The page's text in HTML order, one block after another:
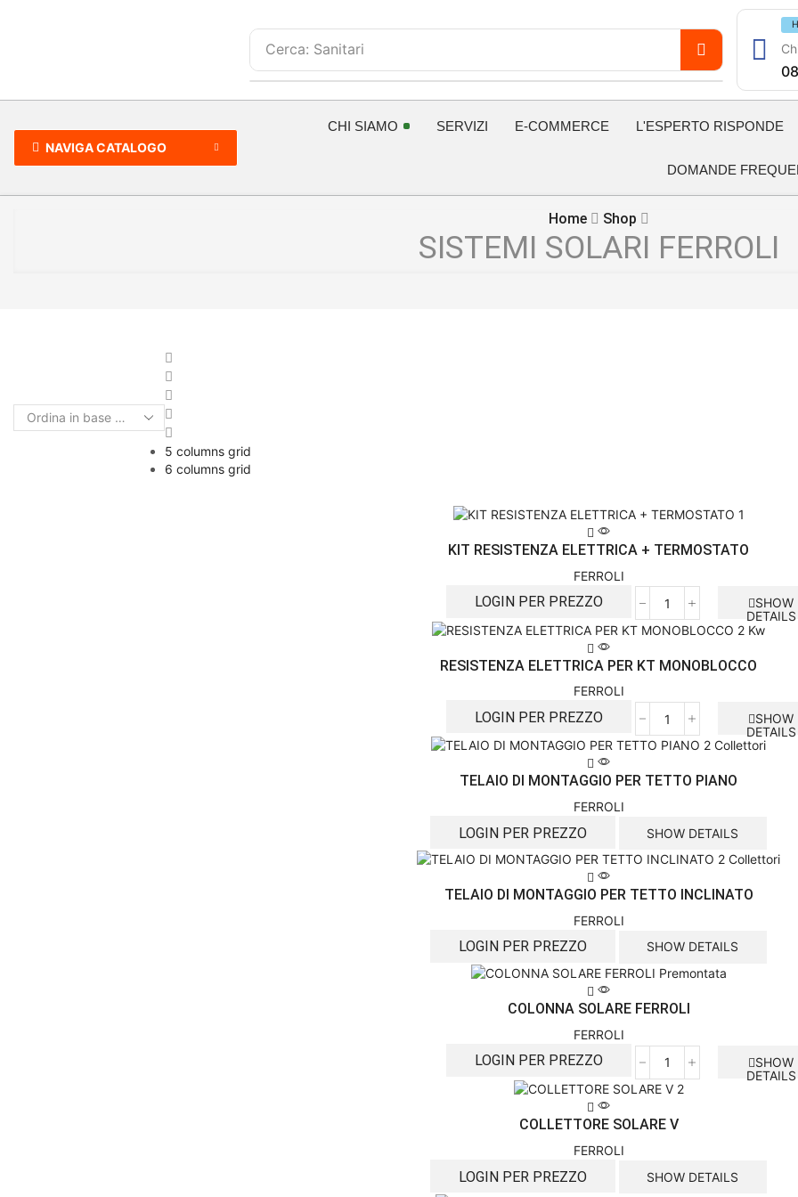
Cerca: Sanitari
NAVIGA CATALOGO
CHI SIAMO SERVIZI E-COMMERCE L'ESPERTO RISPONDE
DOMANDE
Home Shop
SISTEMI SOLARI FERROLI
5 columns grid
6 columns grid
KIT RESISTENZA ELETTRICA + TERMOSTATO
FERROLI
LOGIN PER PREZZO
SHOW
DETAILS
RESISTENZA ELETTRICA PER KT MONOBLOCCO
FERROLI
LOGIN PER PREZZO
SHOW
DETAILS
TELAIO DI MONTAGGIO PER TETTO PIANO
FERROLI
LOGIN PER PREZZO SHOW DETAILS
TELAIO DI MONTAGGIO PER TETTO INCLINATO
FERROLI
LOGIN PER PREZZO SHOW DETAILS
COLONNA SOLARE FERROLI
FERROLI
LOGIN PER PREZZO
SHOW
DETAILS
COLLETTORE SOLARE V
FERROLI
LOGIN PER PREZZO SHOW DETAILS